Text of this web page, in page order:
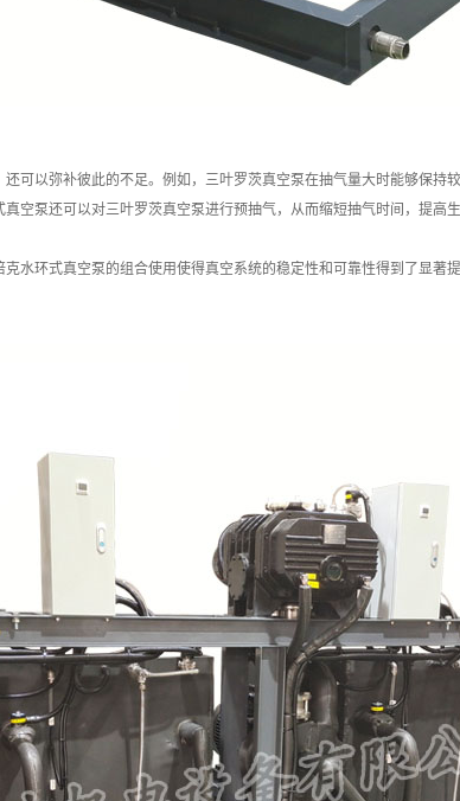
可以弥补彼此的不足。例如，三叶罗茨真空泵在抽气量大时能够保持
空泵还可以对三叶罗茨真空泵进行预抽气，从而缩短抽气时间，提高生
水环式真空泵的组合使用使得真空系统的稳定性和可靠性得到了显著